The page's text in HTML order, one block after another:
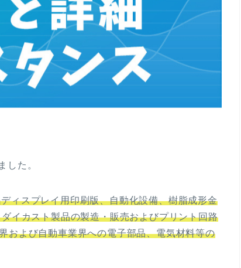
した。
ィスプレイ用印刷版、自動化設備、樹脂成形金
イカスト製品の製造・販売およびプリント回路
および自動車業界への電子部品、電気材料等の